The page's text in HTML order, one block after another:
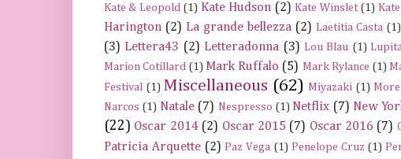
Kate & Leopold (1) Kate Hudson (2) Kate Winslet (1)
Harington (2) La grande bellezza (2) Laetitia Casta (1)
(3) Lettera43 (2) Letteradonna (3) Lou Blau (1)
Marion Cotillard (1) Mark Ruffalo (5) Mark Rylance (1)
Festival (1) Miscellaneous (62) Miyazaki (1)
Narcos (1) Natale (7) Nespresso (1) Netflix (7) New
(22) Oscar 2014 (2) Oscar 2015 (7) Oscar 2016 (7)
Patricia Arquette (2) Paz Vega (1) Penelope Cruz (1)